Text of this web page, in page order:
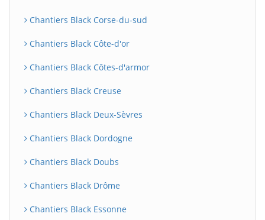
Chantiers Black Corse-du-sud
Chantiers Black Côte-d'or
Chantiers Black Côtes-d'armor
Chantiers Black Creuse
Chantiers Black Deux-Sèvres
Chantiers Black Dordogne
Chantiers Black Doubs
Chantiers Black Drôme
Chantiers Black Essonne